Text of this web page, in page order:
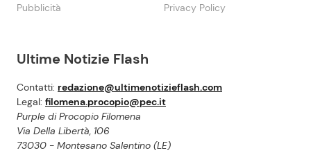
Ultime Notizie Flash
Contatti: redazione@ultimenotizieflash.com
Legal: filomena.procopio@pec.it
Purple di Procopio Filomena
Via Della Libertà, 106
73030 - Montesano Salentino (LE)
Pubblicità Privacy Policy